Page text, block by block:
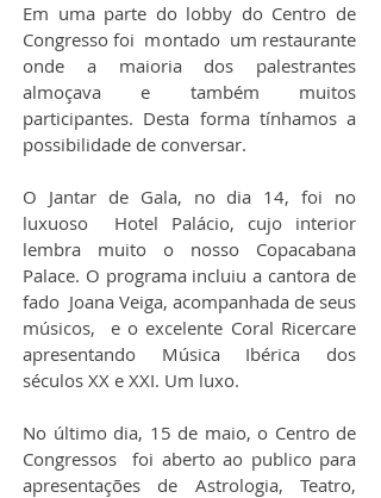
Em uma parte do lobby do Centro de
Congresso foi  montado  um restaurante
onde a maioria dos palestrantes
almoçava e também muitos
participantes. Desta forma tínhamos a
possibilidade de conversar.
O Jantar de Gala, no dia 14, foi no
luxuoso  Hotel Palácio, cujo interior
lembra muito o nosso Copacabana
Palace. O programa incluiu a cantora de
fado  Joana Veiga, acompanhada de seus
músicos,  e o excelente Coral Ricercare
apresentando Música Ibérica dos
séculos XX e XXI. Um luxo.
No último dia, 15 de maio, o Centro de
Congressos  foi aberto ao publico para
apresentações de Astrologia, Teatro,